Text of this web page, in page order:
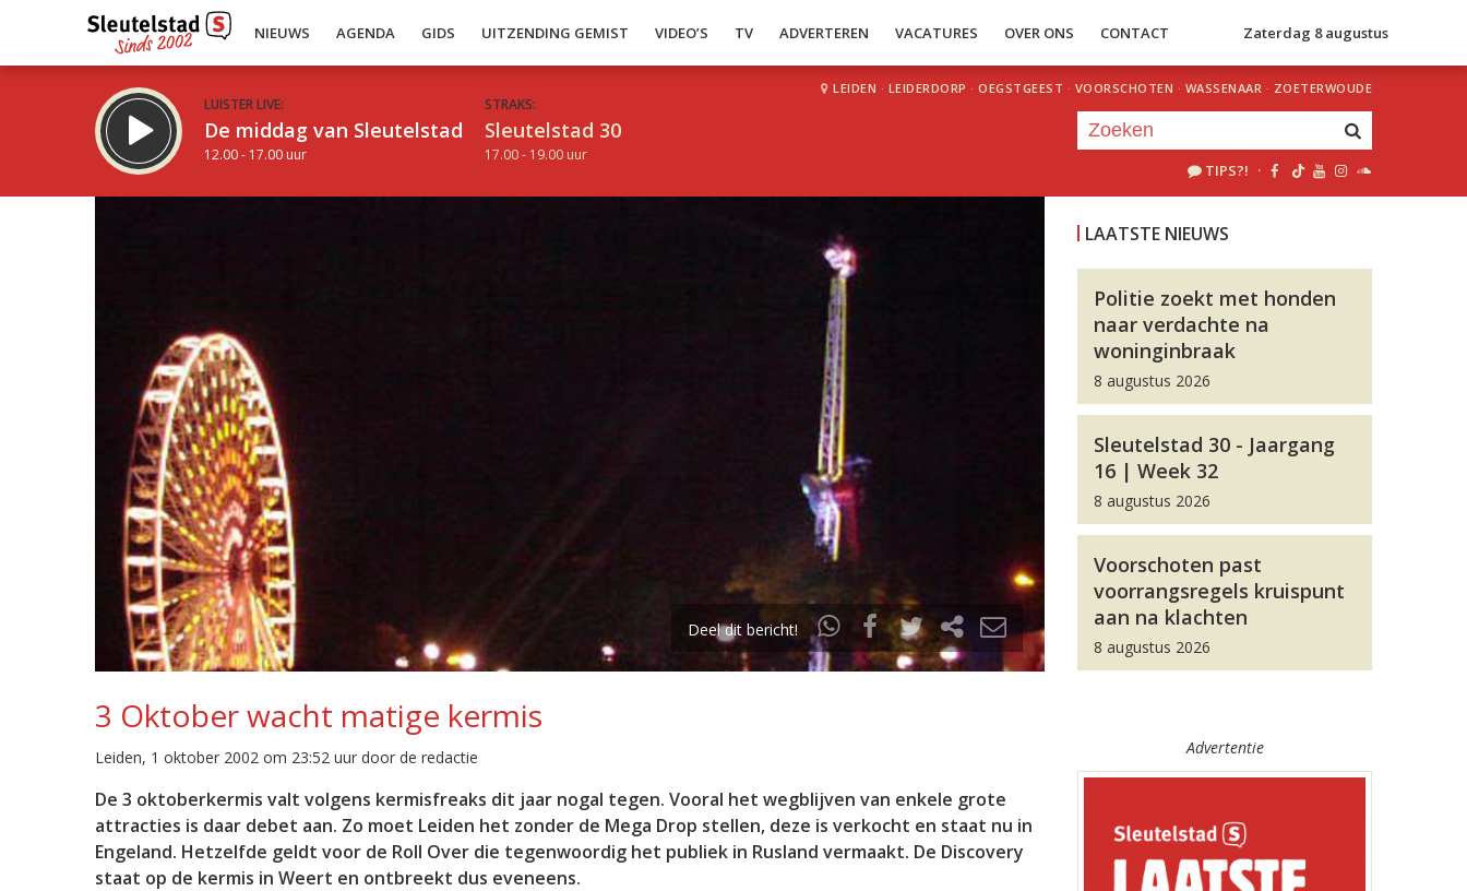
NIEUWS AGENDA GIDS UITZENDING GEMIST VIDEO’S TV ADVERTEREN VACATURES OVER ONS CONTACT Zaterdag 8 augustus
LUISTER LIVE:
De middag van Sleutelstad
12.00 - 17.00 uur
STRAKS:
Sleutelstad 30
17.00 - 19.00 uur
LEIDEN · LEIDERDORP · OEGSTGEEST · VOORSCHOTEN · WASSENAAR · ZOETERWOUDE
TIPS?! ·
Deel dit bericht!
3 Oktober wacht matige kermis
Leiden, 1 oktober 2002 om 23:52 uur door de redactie
De 3 oktoberkermis valt volgens kermisfreaks dit jaar nogal tegen. Vooral het wegblijven van enkele grote
attracties is daar debet aan. Zo moet Leiden het zonder de Mega Drop stellen, deze is verkocht en staat nu in
Engeland. Hetzelfde geldt voor de Roll Over die tegenwoordig het publiek in Rusland vermaakt. De Discovery
staat op de kermis in Weert en ontbreekt dus eveneens.
LAATSTE NIEUWS
Politie zoekt met honden
naar verdachte na
woninginbraak
8 augustus 2026
Sleutelstad 30 - Jaargang
16 | Week 32
8 augustus 2026
Voorschoten past
voorrangsregels kruispunt
aan na klachten
8 augustus 2026
Advertentie